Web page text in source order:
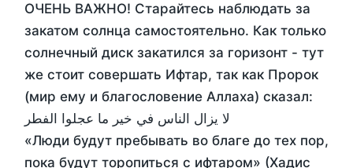
ОЧЕНЬ ВАЖНО! Старайтесь наблюдать за
закатом солнца самостоятельно. Как только
солнечный диск закатился за горизонт - тут
же стоит совершать Ифтар, так как Пророк
(мир ему и благословение Аллаха) сказал:
لا يزال الناس في خير ما عجلوا الفطر
«Люди будут пребывать во благе до тех пор,
пока будут торопиться с ифтаром» (Хадис